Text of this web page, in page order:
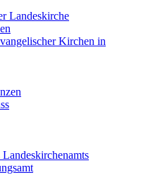
Landeskirche
Kirchen in